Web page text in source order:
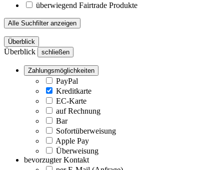
überwiegend Fairtrade Produkte
Alle Suchfilter anzeigen
Überblick
Überblick schließen
Zahlungsmöglichkeiten
PayPal
Kreditkarte
EC-Karte
auf Rechnung
Bar
Sofortüberweisung
Apple Pay
Überweisung
bevorzugter Kontakt